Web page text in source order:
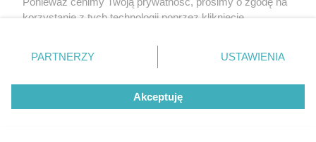
korzystanie z tych technologii poprzez kliknięcie
zmienić/wycofać klikając przycisk ustawień prywatności
znajdujący się w lewym dolnym rogu strony
rodzaje przetwarzania danych nie wymagają zgody
użytkownika, ale masz prawo sprzeciwić się takiemu
przetwarzaniu. Preferencje będą miały zastosowanie tylko
PARTNERZY USTAWIENIA
Akceptuję